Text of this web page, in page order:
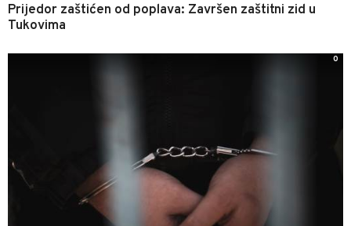
Prijedor zaštićen od poplava: Završen zaštitni zid u
Tukovima
0